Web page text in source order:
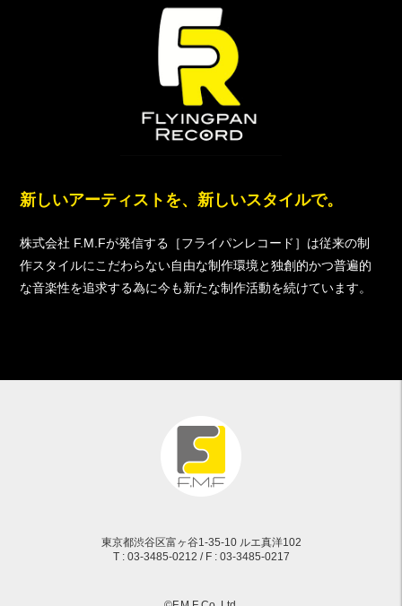
新しいアーティストを、新しいスタイルで。
株式会社 F.M.Fが発信する［フライパンレコード］は従来の制
作スタイルにこだわらない自由な制作環境と独創的かつ普遍的
な音楽性を追求する為に今も新たな制作活動を続けています。
東京都渋谷区富ヶ谷1-35-10 ルエ真洋102
T : 03-3485-0212 / F : 03-3485-0217